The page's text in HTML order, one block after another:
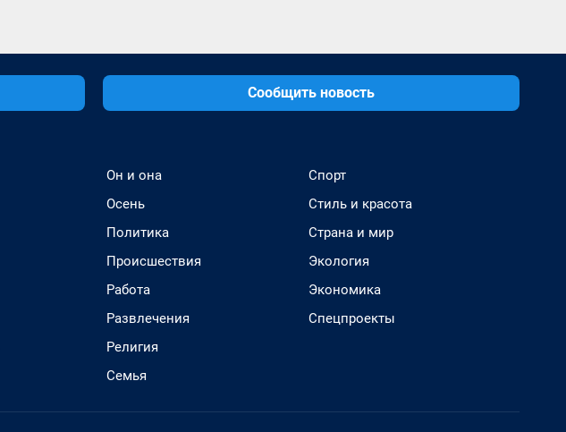
Сообщить новость
Он и она
Осень
Политика
Происшествия
Работа
Развлечения
Религия
Семья
Спорт
Стиль и красота
Страна и мир
Экология
Экономика
Спецпроекты